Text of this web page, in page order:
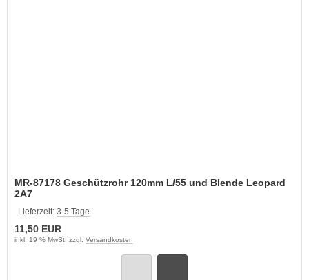
MR-87178 Geschützrohr 120mm L/55 und Blende Leopard
2A7
Lieferzeit: 3-5 Tage
11,50 EUR
inkl. 19 % MwSt. zzgl. Versandkosten